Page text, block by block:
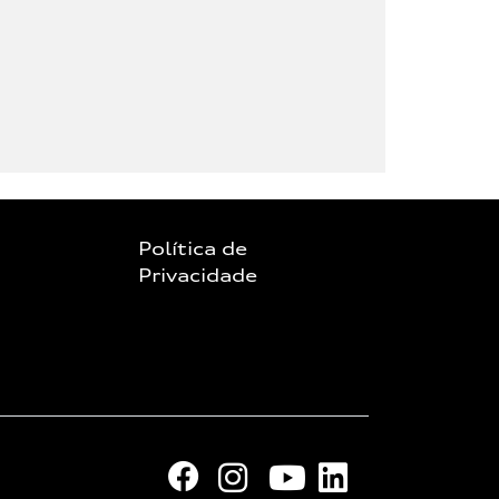
Política de
Privacidade